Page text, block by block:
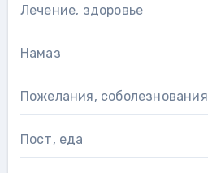
Лечение, здоровье
Намаз
Пожелания, соболезнования
Пост, еда